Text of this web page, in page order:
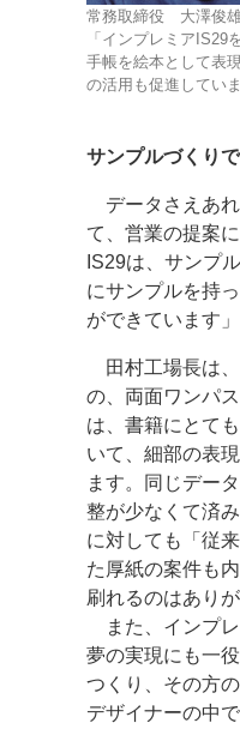
常務取締役 大澤俊
「インプレミアIS29
手帳を絵本として表
の活用も促進していま
サンプルづくり
データさえあれ
て、営業の提案
IS29は、サンプ
にサンプルを持
ができています
田村工場長は、
の、両面ワンパ
は、書籍にとて
いて、細部の表
ます。同じデー
整が少なくて済
に対しても「従
た厚紙の案件も
刷れるのはあり
また、インプレ
夢の実現にも一
つくり、その方
デザイナーの中